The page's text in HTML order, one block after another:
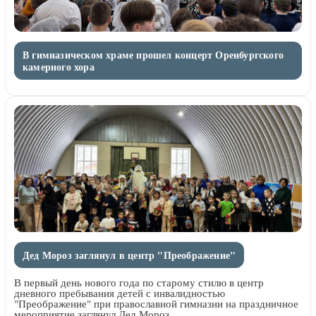
В гимназическом храме прошел концерт Оренбургского
камерного хора
Дед Мороз заглянул в центр "Преображение"
В первый день нового года по старому стилю в центр
дневного пребывания детей с инвалидностью
"Преображение" при православной гимназии на праздничное